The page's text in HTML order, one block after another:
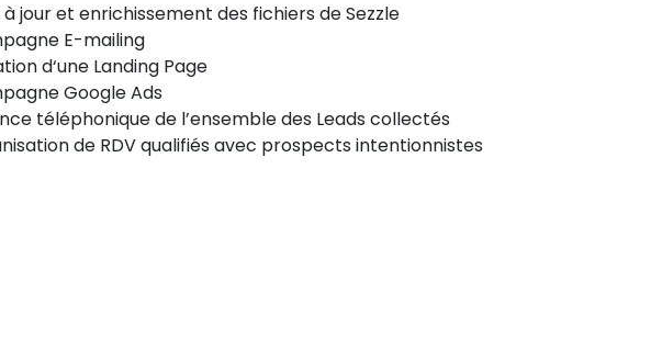
à jour et enrichissement des fichiers de Sezzle
E-mailing
d‘une Landing Page
Google Ads
téléphonique de l’ensemble des Leads collectés
de RDV qualifiés avec prospects intentionnistes